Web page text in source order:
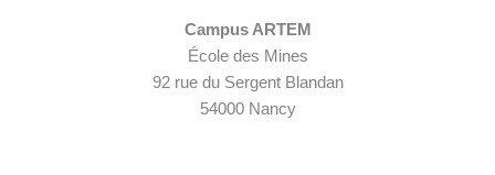
Campus ARTEM
École des Mines
92 rue du Sergent Blandan
54000 Nancy